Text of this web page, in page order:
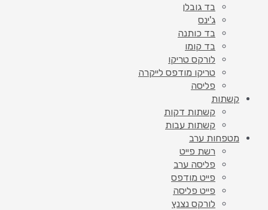
בד גובלן
ג'ינס
בד כותנה
בד קומו
לורקס טריקו
טריקו מודפס לייקרה
פליסה
קשתות
קשתות דקות
קשתות עבות
מטפחות ערב
רשת פייט
פליסה ערב
פייט מודפס
פייט פליסה
לורקס נצנץ